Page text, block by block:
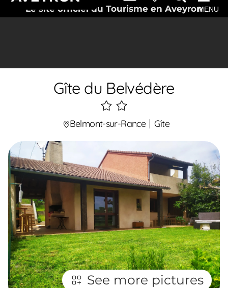
Le site officiel du Tourisme en AveyronMENU
Gîte du Belvédère
2
étoiles
Belmont-sur-Rance Gîte
See more pictures